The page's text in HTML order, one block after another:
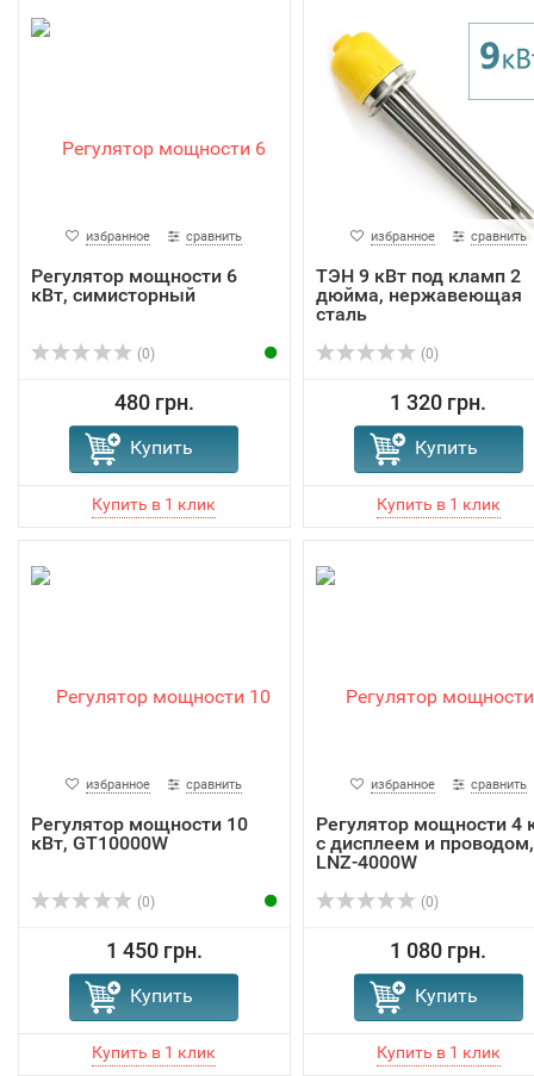
избранное сравнить
Регулятор мощности 6
кВт, симисторный
(0)
480 грн.
Купить
избранное сравнить
ТЭН 9 кВт под кламп 2
дюйма, нержавеющая
сталь
(0)
1 320 грн.
Купить
избранное сравнить
Регулятор мощности 10
кВт, GT10000W
(0)
1 450 грн.
Купить
избранное сравнить
Регулятор мощности 4
с дисплеем и проводом,
LNZ-4000W
(0)
1 080 грн.
Купить